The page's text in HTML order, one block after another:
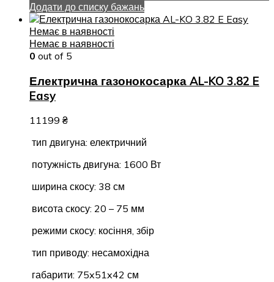
Додати до списку бажань
Немає в наявності
Немає в наявності
0 out of 5
Електрична газонокосарка AL-KO 3.82 E
Easy
11199 ₴
тип двигуна: електричний
потужність двигуна: 1600 Вт
ширина скосу: 38 см
висота скосу: 20 – 75 мм
режими скосу: косіння, збір
тип приводу: несамохідна
габарити: 75x51x42 см